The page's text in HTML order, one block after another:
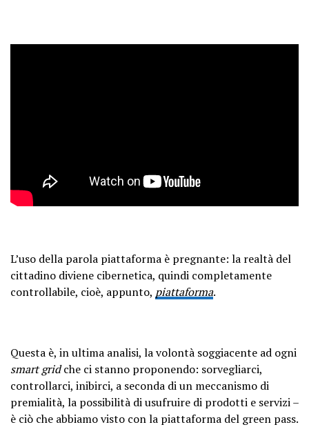
L’uso della parola piattaforma è pregnante: la realtà del
cittadino diviene cibernetica, quindi completamente
controllabile, cioè, appunto, piattaforma.
Questa è, in ultima analisi, la volontà soggiacente ad ogni
smart gridche ci stanno proponendo: sorvegliarci,
controllarci, inibirci, a seconda di un meccanismo di
premialità, la possibilità di usufruire di prodotti e servizi –
è ciò che abbiamo visto con la piattaforma del green pass.